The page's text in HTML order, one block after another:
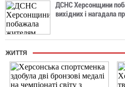
ДСНС Херсонщини
вихідних і нагадала
ЖИТТЯ